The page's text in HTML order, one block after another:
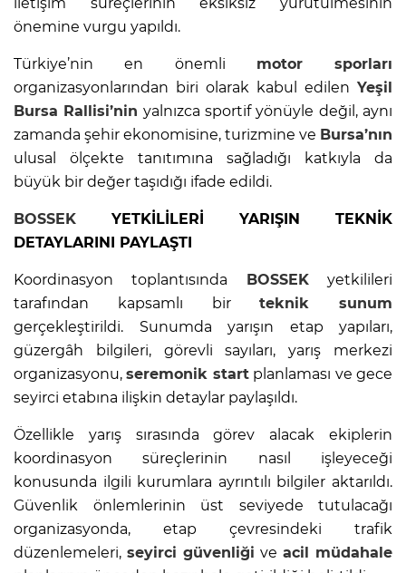
önemine vurgu yapıldı.
Türkiye’nin en önemli motor sporları
organizasyonlarından biri olarak kabul edilen Yeşil
Bursa Rallisi’nin yalnızca sportif yönüyle değil, aynı
zamanda şehir ekonomisine, turizmine ve Bursa’nın
ulusal ölçekte tanıtımına sağladığı katkıyla da
büyük bir değer taşıdığı ifade edildi.
BOSSEK YETKİLİLERİ YARIŞIN TEKNİK
DETAYLARINI PAYLAŞTI
Koordinasyon toplantısında BOSSEKyetkilileri
tarafından kapsamlı birteknik sunum
gerçekleştirildi. Sunumda yarışın etap yapıları,
güzergâh bilgileri, görevli sayıları, yarış merkezi
organizasyonu,seremonik startplanlaması ve gece
seyirci etabına ilişkin detaylar paylaşıldı.
Özellikle yarış sırasında görev alacak ekiplerin
koordinasyon süreçlerinin nasıl işleyeceği
konusunda ilgili kurumlara ayrıntılı bilgiler aktarıldı.
Güvenlik önlemlerinin üst seviyede tutulacağı
organizasyonda, etap çevresindeki trafik
düzenlemeleri, seyirci güvenliği ve acil müdahale